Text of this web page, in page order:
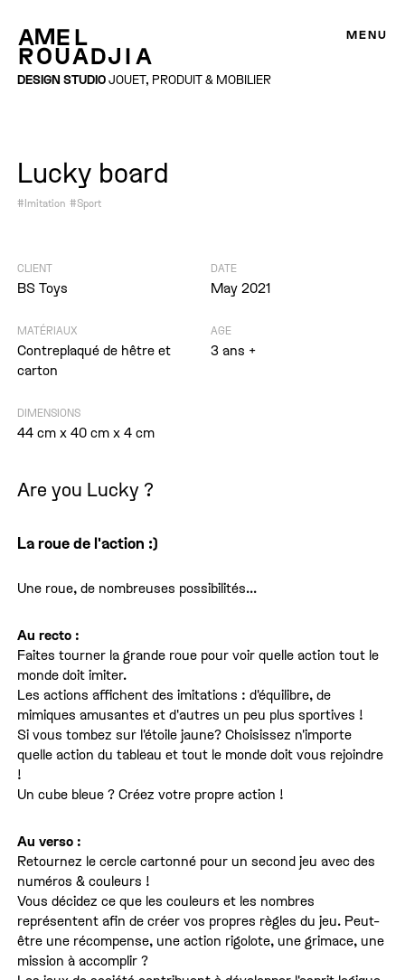
DESIGN STUDIOJOUET, PRODUIT & MOBILIER
MENU
Lucky board
#Imitation #Sport
CLIENT
BS Toys
DATE
May 2021
MATÉRIAUX
Contreplaqué de hêtre et
carton
AGE
3 ans +
DIMENSIONS
44 cm x 40 cm x 4 cm
Are you Lucky ?
La roue de l'action :)
Une roue, de nombreuses possibilités...
Au recto :
Faites tourner la grande roue pour voir quelle action tout le
monde doit imiter.
Les actions affichent des imitations : d'équilibre, de
mimiques amusantes et d'autres un peu plus sportives !
Si vous tombez sur l'étoile jaune? Choisissez n'importe
quelle action du tableau et tout le monde doit vous rejoindre
!
Un cube bleue ? Créez votre propre action !
Au verso :
Retournez le cercle cartonné pour un second jeu avec des
numéros & couleurs !
Vous décidez ce que les couleurs et les nombres
représentent afin de créer vos propres règles du jeu. Peut-
être une récompense, une action rigolote, une grimace, une
mission à accomplir ?